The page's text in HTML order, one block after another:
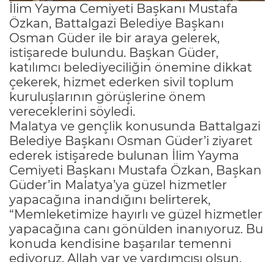
İlim Yayma Cemiyeti Başkanı Mustafa
Özkan, Battalgazi Belediye Başkanı
Osman Güder ile bir araya gelerek,
istişarede bulundu. Başkan Güder,
katılımcı belediyeciliğin önemine dikkat
çekerek, hizmet ederken sivil toplum
kuruluşlarının görüşlerine önem
vereceklerini söyledi.
Malatya ve gençlik konusunda Battalgazi
Belediye Başkanı Osman Güder’i ziyaret
ederek istişarede bulunan İlim Yayma
Cemiyeti Başkanı Mustafa Özkan, Başkan
Güder’in Malatya’ya güzel hizmetler
yapacağına inandığını belirterek,
“Memleketimize hayırlı ve güzel hizmetler
yapacağına canı gönülden inanıyoruz. Bu
konuda kendisine başarılar temenni
ediyoruz. Allah yar ve yardımcısı olsun.